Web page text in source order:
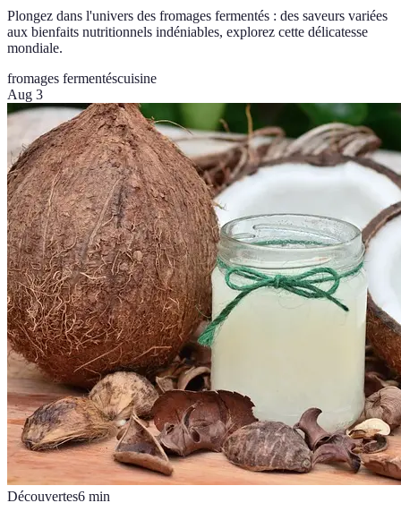
Plongez dans l'univers des fromages fermentés : des saveurs variées
aux bienfaits nutritionnels indéniables, explorez cette délicatesse
mondiale.
fromages fermentéscuisine
Aug 3
Découvertes6 min